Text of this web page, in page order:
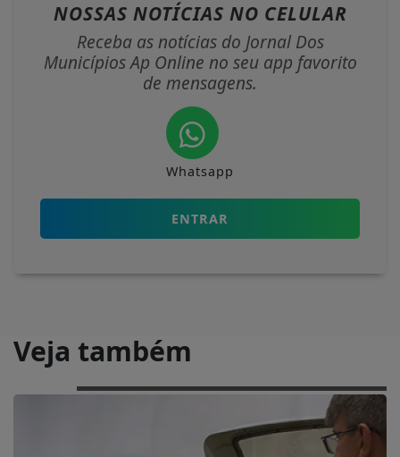
NOSSAS NOTÍCIAS NO CELULAR
Receba as notícias do Jornal Dos
Municípios Ap Online no seu app favorito
de mensagens.
Whatsapp
ENTRAR
Veja também